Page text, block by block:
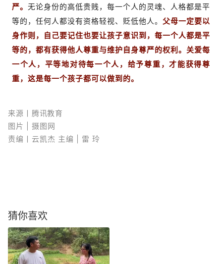
严。 无论身份的高低贵贱，每一个人的灵魂、人格都是平
等的，任何人都没有资格轻视、贬低他人。 父母一定要以
身作则，自己要记住也要让孩子意识到，每一个人都是平
等的，都有获得他人尊重与维护自身尊严的权利。关爱每
一个人，平等地对待每一个人，给予尊重，才能获得尊
重，这是每一个孩子都可以做到的。
来源丨 腾讯教育
图片 | 摄图网
责编丨云凯杰 主编 | 雷 玲
猜你喜欢